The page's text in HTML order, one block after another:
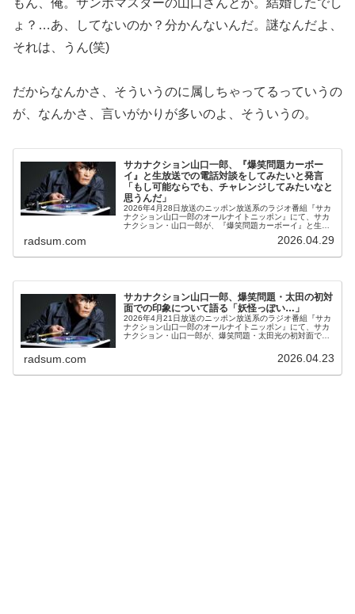
ょ？…あ、してないのか？分かんないんだ。謎なんだよ、
それは、うん(笑)
だからなんかさ、そういうのに属しちゃってるっていうの
が、なんかさ、言いがかりが多いのよ、そういうの。
サカナクション山口一郎、『爆笑問題カーボー
イ』と生放送での電話対談をしてみたいと発言
「もし可能ならでも、チャレンジしてみたいなと
思うんだ」
2026年4月28日放送のニッポン放送系のラジオ番組『サカ
ナクション山口一郎のオールナイトニッポン』にて、サカ
ナクション・山口一郎が、『爆笑問題カーボーイ』と生放
radsum.com 2026.04.29
サカナクション山口一郎、爆笑問題・太田の初対
面での印象について語る「妖怪っぽい…」
2026年4月21日放送のニッポン放送系のラジオ番組『サカ
ナクション山口一郎のオールナイトニッポン』にて、サカ
ナクション・山口一郎が、爆笑問題・太田光の初対面での
radsum.com 2026.04.23